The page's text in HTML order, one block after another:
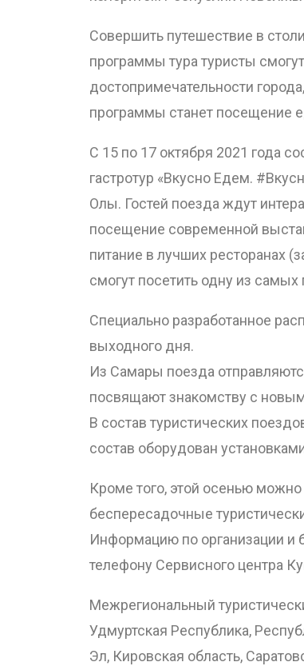
Совершить путешествие в
программы тура туристы
достопримечательности
программы станет посещение
С 15 по 17 октября 2021 года
гастротур «Вкусно Едем.
Олы. Гостей поезда ждут
посещение современной
питание в лучших ресторанах
смогут посетить одну из
Специально разработанное
выходного дня.
Из Самары поезда
посвящают знакомству с
В состав туристических
состав оборудован
Кроме того, этой осенью
беспересадочные
Информацию по организации и
телефону Сервисного центра
Межрегиональный
Удмуртская Республика,
Эл, Кировская область,